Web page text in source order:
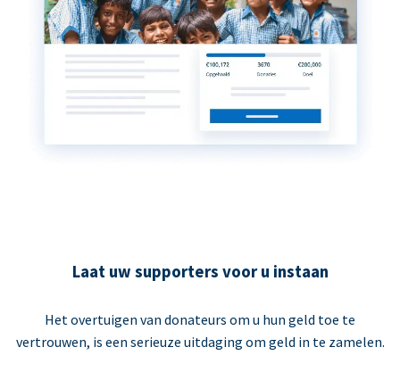
Laat uw supporters voor u instaan
Het overtuigen van donateurs om u hun geld toe te
vertrouwen, is een serieuze uitdaging om geld in te zamelen.